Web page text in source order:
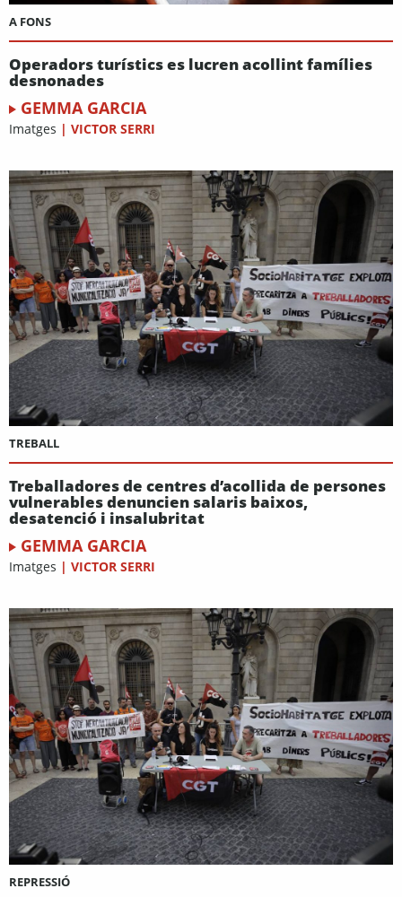
A FONS
Operadors turístics es lucren acollint famílies
desnonades
GEMMA GARCIA
Imatges | VICTOR SERRI
TREBALL
Treballadores de centres d’acollida de persones
vulnerables denuncien salaris baixos,
desatenció i insalubritat
GEMMA GARCIA
Imatges | VICTOR SERRI
REPRESSIÓ